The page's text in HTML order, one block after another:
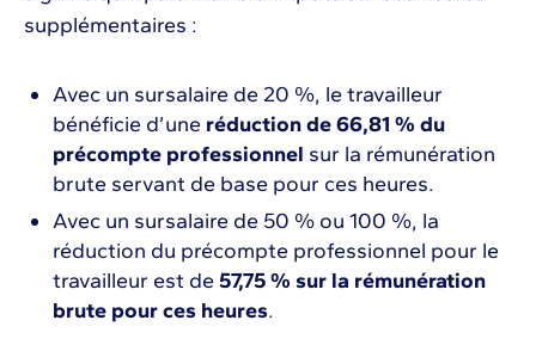
supplémentaires :
Avec un sursalaire de 20 %, le travailleur
bénéficie d’une réduction de 66,81 % du
précompte professionnel sur la rémunération
brute servant de base pour ces heures.
Avec un sursalaire de 50 % ou 100 %, la
réduction du précompte professionnel pour le
travailleur est de 57,75 % sur la rémunération
brute pour ces heures.